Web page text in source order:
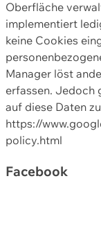
Oberfläche
implementiert
keine Cookies
Manager löst
erfassen. Jedoch
auf diese Daten
https://
policy.html
Facebook